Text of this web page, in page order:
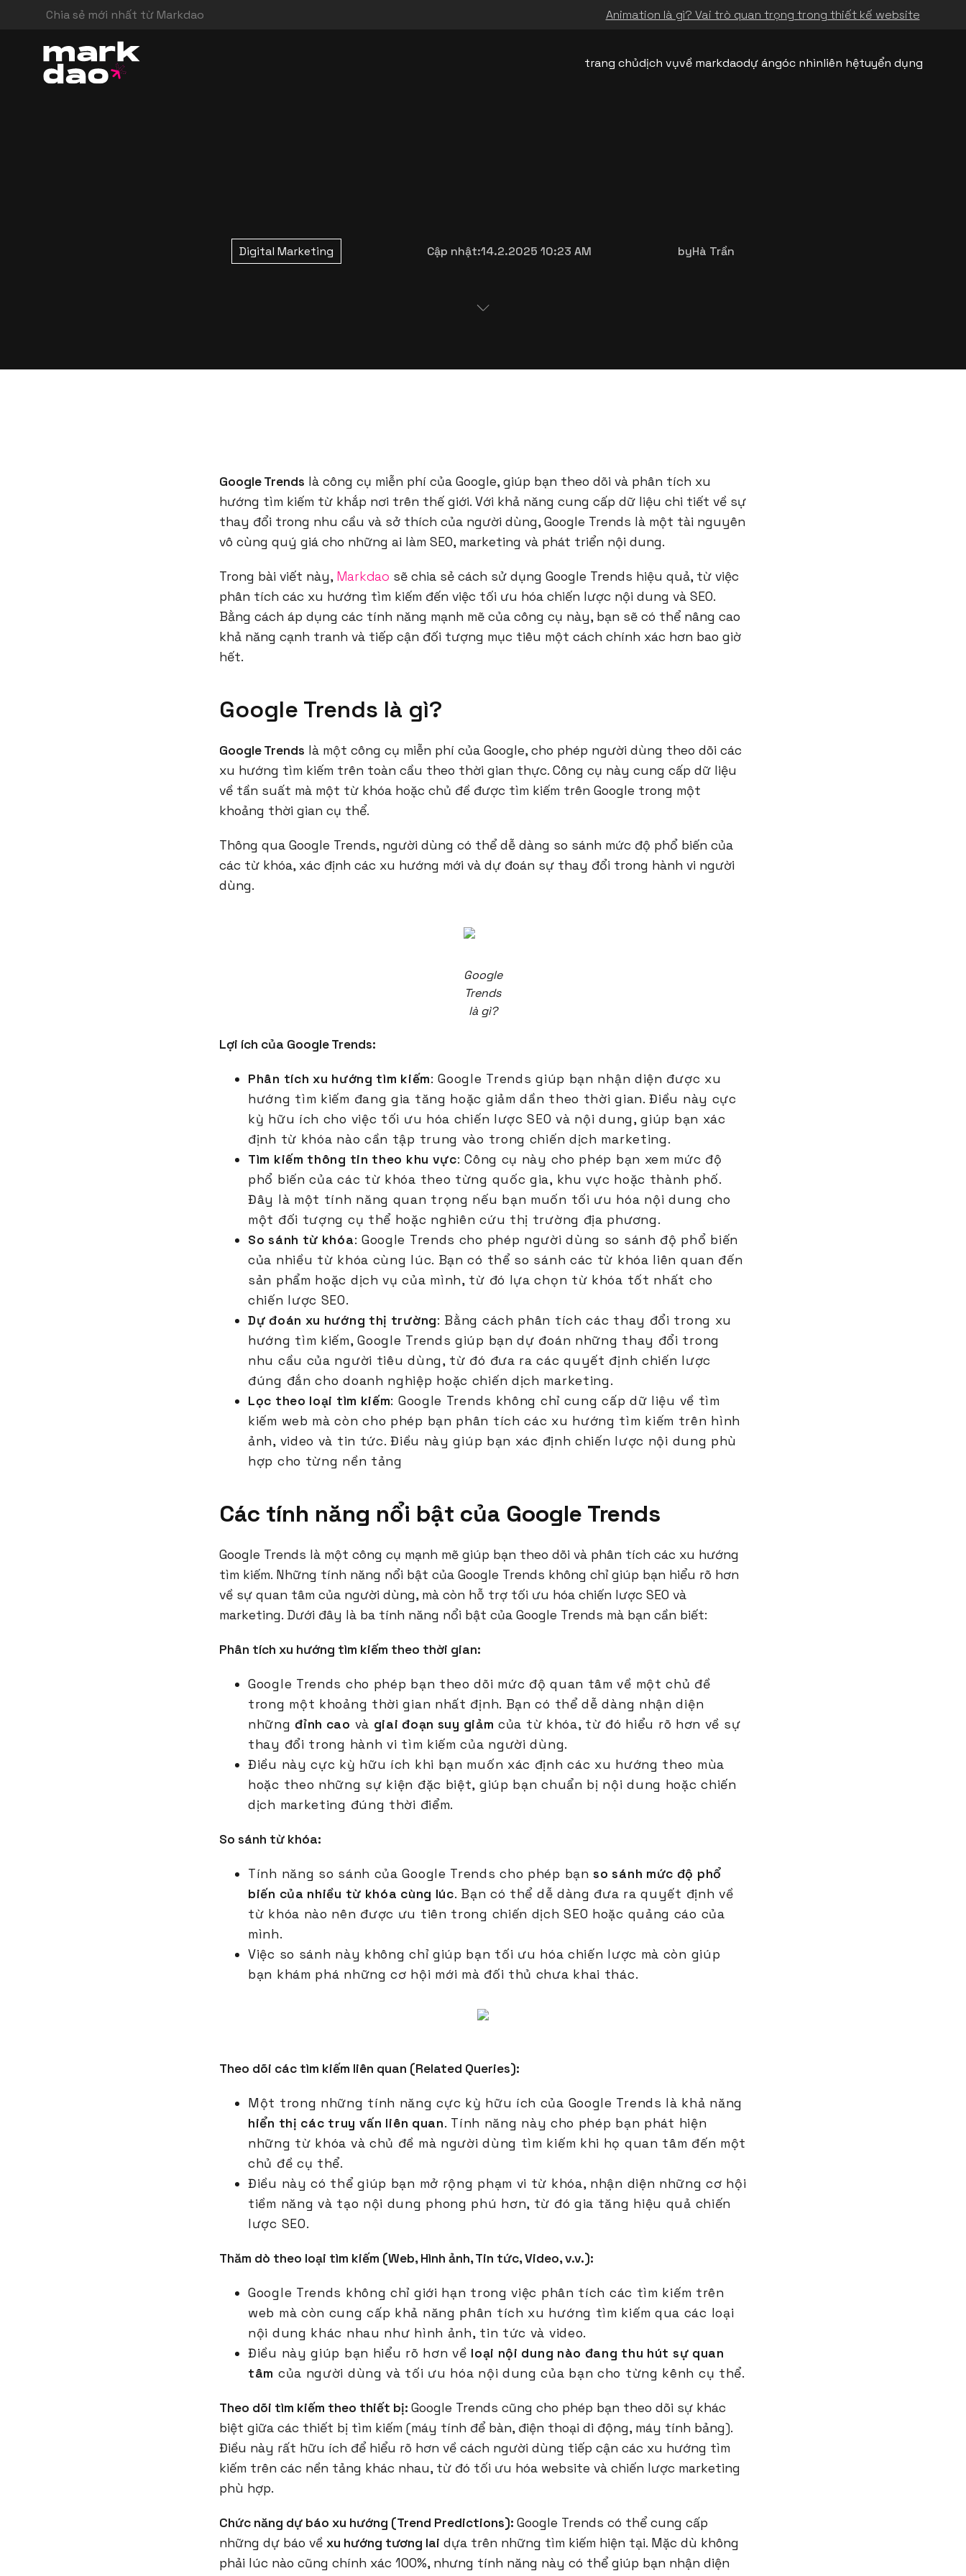
Chia sẻ mới nhất từ Markdao Animation là gì? Vai trò quan trọng trong thiết kế website
trang chủdịch vụvề markdaodự ángóc nhìnliên hệtuyển dụng
Digital Marketing Cập nhật:14.2.2025 10:23 AM byHà Trần
Google Trends là công cụ miễn phí của Google, giúp bạn theo dõi và phân tích xu
hướng tìm kiếm từ khắp nơi trên thế giới. Với khả năng cung cấp dữ liệu chi tiết về sự
thay đổi trong nhu cầu và sở thích của người dùng, Google Trends là một tài nguyên
vô cùng quý giá cho những ai làm SEO, marketing và phát triển nội dung.
Trong bài viết này, Markdao sẽ chia sẻ cách sử dụng Google Trends hiệu quả, từ việc
phân tích các xu hướng tìm kiếm đến việc tối ưu hóa chiến lược nội dung và SEO.
Bằng cách áp dụng các tính năng mạnh mẽ của công cụ này, bạn sẽ có thể nâng cao
khả năng cạnh tranh và tiếp cận đối tượng mục tiêu một cách chính xác hơn bao giờ
hết.
Google Trends là gì?
Google Trends là một công cụ miễn phí của Google, cho phép người dùng theo dõi các
xu hướng tìm kiếm trên toàn cầu theo thời gian thực. Công cụ này cung cấp dữ liệu
về tần suất mà một từ khóa hoặc chủ đề được tìm kiếm trên Google trong một
khoảng thời gian cụ thể.
Thông qua Google Trends, người dùng có thể dễ dàng so sánh mức độ phổ biến của
các từ khóa, xác định các xu hướng mới và dự đoán sự thay đổi trong hành vi người
dùng.
Google
Trends
là gì?
Lợi ích của Google Trends:
Phân tích xu hướng tìm kiếm: Google Trends giúp bạn nhận diện được xu
hướng tìm kiếm đang gia tăng hoặc giảm dần theo thời gian. Điều này cực
kỳ hữu ích cho việc tối ưu hóa chiến lược SEO và nội dung, giúp bạn xác
định từ khóa nào cần tập trung vào trong chiến dịch marketing.
Tìm kiếm thông tin theo khu vực: Công cụ này cho phép bạn xem mức độ
phổ biến của các từ khóa theo từng quốc gia, khu vực hoặc thành phố.
Đây là một tính năng quan trọng nếu bạn muốn tối ưu hóa nội dung cho
một đối tượng cụ thể hoặc nghiên cứu thị trường địa phương.
So sánh từ khóa: Google Trends cho phép người dùng so sánh độ phổ biến
của nhiều từ khóa cùng lúc. Bạn có thể so sánh các từ khóa liên quan đến
sản phẩm hoặc dịch vụ của mình, từ đó lựa chọn từ khóa tốt nhất cho
chiến lược SEO.
Dự đoán xu hướng thị trường: Bằng cách phân tích các thay đổi trong xu
hướng tìm kiếm, Google Trends giúp bạn dự đoán những thay đổi trong
nhu cầu của người tiêu dùng, từ đó đưa ra các quyết định chiến lược
đúng đắn cho doanh nghiệp hoặc chiến dịch marketing.
Lọc theo loại tìm kiếm: Google Trends không chỉ cung cấp dữ liệu về tìm
kiếm web mà còn cho phép bạn phân tích các xu hướng tìm kiếm trên hình
ảnh, video và tin tức. Điều này giúp bạn xác định chiến lược nội dung phù
hợp cho từng nền tảng
Các tính năng nổi bật của Google Trends
Google Trends là một công cụ mạnh mẽ giúp bạn theo dõi và phân tích các xu hướng
tìm kiếm. Những tính năng nổi bật của Google Trends không chỉ giúp bạn hiểu rõ hơn
về sự quan tâm của người dùng, mà còn hỗ trợ tối ưu hóa chiến lược SEO và
marketing. Dưới đây là ba tính năng nổi bật của Google Trends mà bạn cần biết:
Phân tích xu hướng tìm kiếm theo thời gian:
Google Trends cho phép bạn theo dõi mức độ quan tâm về một chủ đề
trong một khoảng thời gian nhất định. Bạn có thể dễ dàng nhận diện
nhữngđỉnh cao và giai đoạn suy giảm của từ khóa, từ đó hiểu rõ hơn về sự
thay đổi trong hành vi tìm kiếm của người dùng.
Điều này cực kỳ hữu ích khi bạn muốn xác định các xu hướng theo mùa
hoặc theo những sự kiện đặc biệt, giúp bạn chuẩn bị nội dung hoặc chiến
dịch marketing đúng thời điểm.
So sánh từ khóa:
Tính năng so sánh của Google Trends cho phép bạnso sánh mức độ phổ
biến của nhiều từ khóa cùng lúc. Bạn có thể dễ dàng đưa ra quyết định về
từ khóa nào nên được ưu tiên trong chiến dịch SEO hoặc quảng cáo của
mình.
Việc so sánh này không chỉ giúp bạn tối ưu hóa chiến lược mà còn giúp
bạn khám phá những cơ hội mới mà đối thủ chưa khai thác.
Theo dõi các tìm kiếm liên quan (Related Queries):
Một trong những tính năng cực kỳ hữu ích của Google Trends là khả năng
hiển thị các truy vấn liên quan. Tính năng này cho phép bạn phát hiện
những từ khóa và chủ đề mà người dùng tìm kiếm khi họ quan tâm đến một
chủ đề cụ thể.
Điều này có thể giúp bạn mở rộng phạm vi từ khóa, nhận diện những cơ hội
tiềm năng và tạo nội dung phong phú hơn, từ đó gia tăng hiệu quả chiến
lược SEO.
Thăm dò theo loại tìm kiếm (Web, Hình ảnh, Tin tức, Video, v.v.):
Google Trends không chỉ giới hạn trong việc phân tích các tìm kiếm trên
web mà còn cung cấp khả năng phân tích xu hướng tìm kiếm qua các loại
nội dung khác nhau như hình ảnh, tin tức và video.
Điều này giúp bạn hiểu rõ hơn về loại nội dung nào đang thu hút sự quan
tâm của người dùng và tối ưu hóa nội dung của bạn cho từng kênh cụ thể.
Theo dõi tìm kiếm theo thiết bị:Google Trends cũng cho phép bạn theo dõi sự khác
biệt giữa các thiết bị tìm kiếm (máy tính để bàn, điện thoại di động, máy tính bảng).
Điều này rất hữu ích để hiểu rõ hơn về cách người dùng tiếp cận các xu hướng tìm
kiếm trên các nền tảng khác nhau, từ đó tối ưu hóa website và chiến lược marketing
phù hợp.
Chức năng dự báo xu hướng (Trend Predictions):Google Trends có thể cung cấp
những dự báo vềxu hướng tương lai dựa trên những tìm kiếm hiện tại. Mặc dù không
phải lúc nào cũng chính xác 100%, nhưng tính năng này có thể giúp bạn nhận diện